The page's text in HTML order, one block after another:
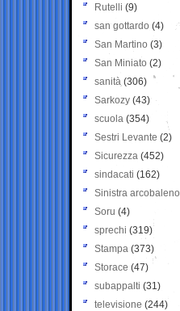
Rutelli (9)
san gottardo (4)
San Martino (3)
San Miniato (2)
sanità (306)
Sarkozy (43)
scuola (354)
Sestri Levante (2)
Sicurezza (452)
sindacati (162)
Sinistra arcobaleno
Soru (4)
sprechi (319)
Stampa (373)
Storace (47)
subappalti (31)
televisione(244)